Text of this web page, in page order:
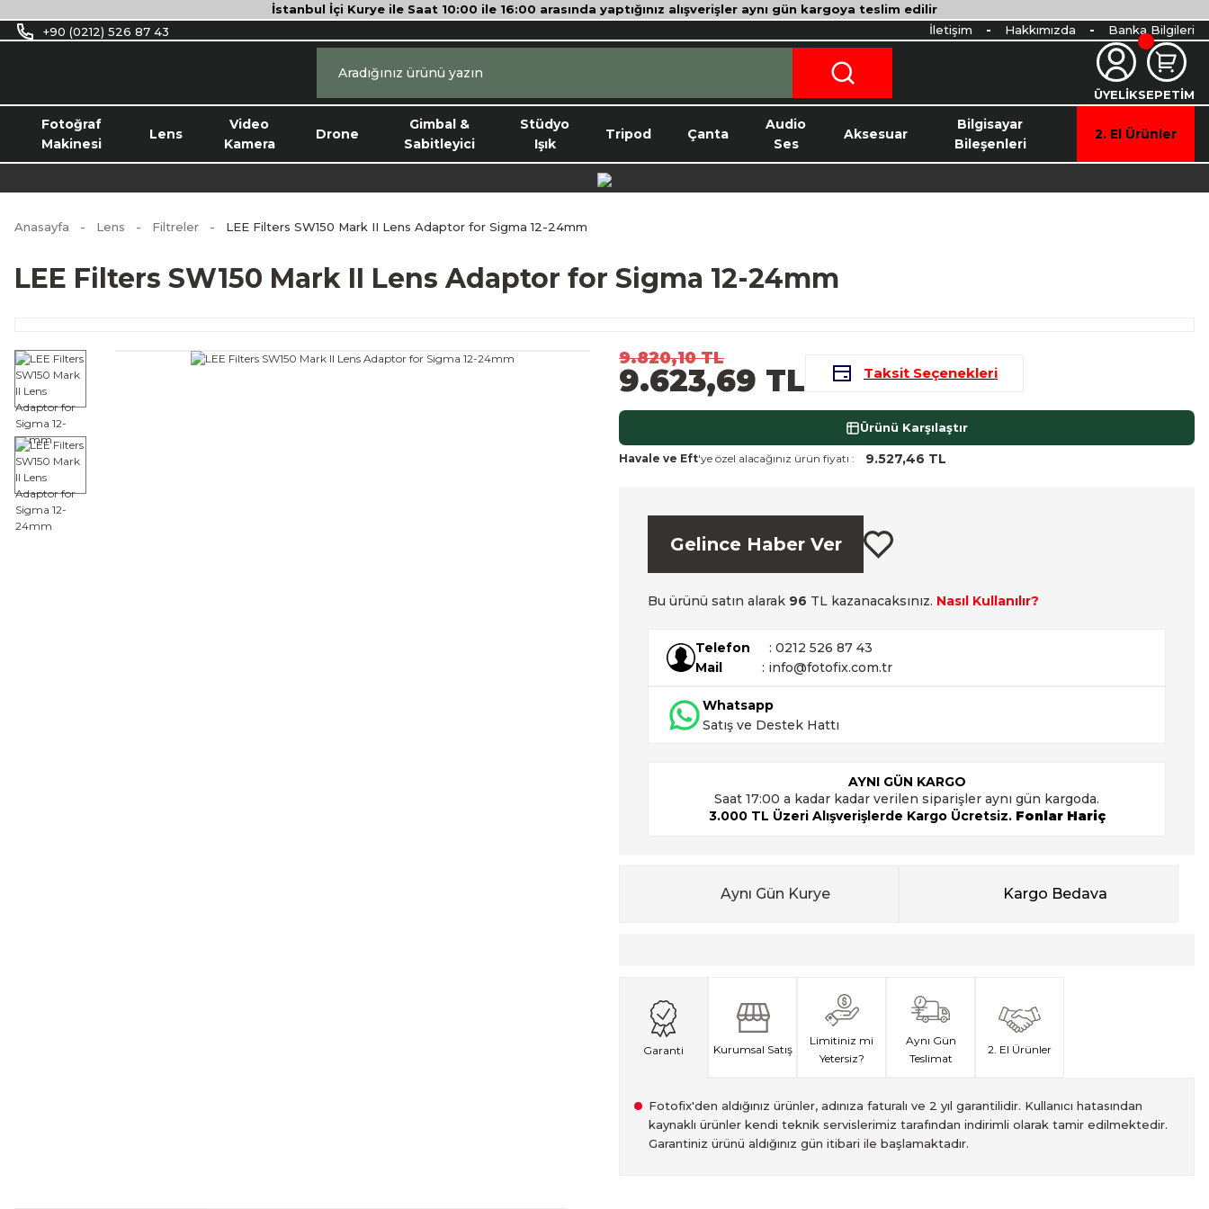
İstanbul İçi Kurye ile Saat 10:00 ile 16:00 arasında yaptığınız alışverişler aynı gün kargoya teslim edilir
+90 (0212) 526 87 43
İletişim Hakkımızda Banka Bilgileri
ÜYELİKSEPETİM
Fotoğraf
Makinesi
Lens
Video
Kamera
Drone
Gimbal &
Sabitleyici
Stüdyo
Işık
Tripod Çanta
Audio
Ses
Aksesuar
Bilgisayar
Bileşenleri
2. El Ürünler
Anasayfa Lens Filtreler LEE Filters SW150 Mark II Lens Adaptor for Sigma 12-24mm
LEE Filters SW150 Mark II Lens Adaptor for Sigma 12-24mm
9.820,10 TL
9.623,69 TL Taksit Seçenekleri
Ürünü Karşılaştır
Havale ve Eft'ye özel alacağınız ürün fiyatı : 9.527,46 TL
Gelince Haber Ver
Bu ürünü satın alarak 96 TL kazanacaksınız. Nasıl Kullanılır?
Telefon
: 0212 526 87 43
Mail
: info@fotofix.com.tr
Whatsapp
Satış ve Destek Hattı
AYNI GÜN KARGO
Saat 17:00 a kadar kadar verilen siparişler aynı gün kargoda.
3.000 TL Üzeri Alışverişlerde Kargo Ücretsiz. Fonlar Hariç
Aynı Gün Kurye Kargo Bedava
Garanti Kurumsal Satış
Limitiniz mi
Yetersiz?
Aynı Gün
Teslimat
2. El Ürünler
Fotofix'den aldığınız ürünler, adınıza faturalı ve 2 yıl garantilidir. Kullanıcı hatasından
kaynaklı ürünler kendi teknik servislerimiz tarafından indirimli olarak tamir edilmektedir.
Garantiniz ürünü aldığınız gün itibari ile başlamaktadır.